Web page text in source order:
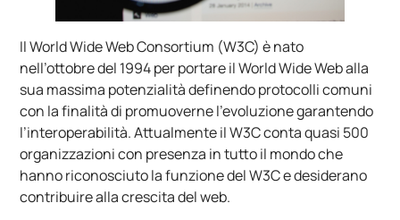
Il World Wide Web Consortium (W3C) è nato
nell’ottobre del 1994 per portare il World Wide Web alla
sua massima potenzialità definendo protocolli comuni
con la finalità di promuoverne l’evoluzione garantendo
l’interoperabilità. Attualmente il W3C conta quasi 500
organizzazioni con presenza in tutto il mondo che
hanno riconosciuto la funzione del W3C e desiderano
contribuire alla crescita del web.